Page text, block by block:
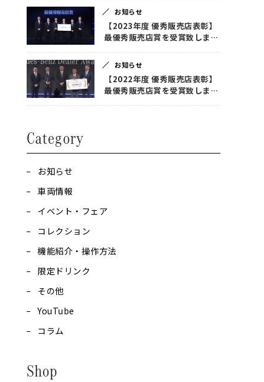
お知らせ
【2023年度 優秀販売店表彰】
最優秀販売店賞を受賞致しまし
お知らせ
【2022年度 優秀販売店表彰】
最優秀販売店賞を受賞致しまし
Category
お知らせ
車両情報
イベント・フェア
コレクション
機能紹介・操作方法
限定ドリンク
その他
YouTube
コラム
Shop